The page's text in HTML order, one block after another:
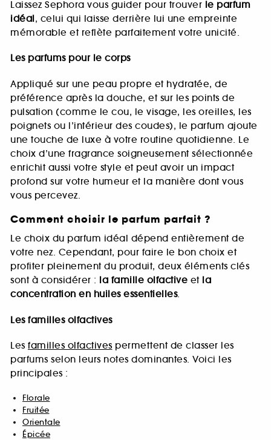
Laissez Sephora vous guider pour trouver le parfum
idéal, celui qui laisse derrière lui une empreinte
mémorable et reflète parfaitement votre unicité.
Les parfums pour le corps
Appliqué sur une peau propre et hydratée, de
préférence après la douche, et sur les points de
pulsation (comme le cou, le visage, les oreilles, les
poignets ou l’intérieur des coudes), le parfum ajoute
une touche de luxe à votre routine quotidienne. Le
choix d’une fragrance soigneusement sélectionnée
enrichit aussi votre style et peut avoir un impact
profond sur votre humeur et la manière dont vous
vous percevez.
Comment choisir le parfum parfait ?
Le choix du parfum idéal dépend entièrement de
votre nez. Cependant, pour faire le bon choix et
profiter pleinement du produit, deux éléments clés
sont à considérer : la famille olfactive et la
concentration en huiles essentielles.
Les familles olfactives
Les familles olfactives permettent de classer les
parfums selon leurs notes dominantes. Voici les
principales :
Florale
Fruitée
Orientale
Épicée